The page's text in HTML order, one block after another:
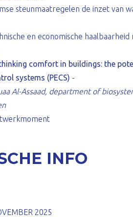
steunmaatregelen de inzet van
en economische haalbaarheid
comfort in buildings: the
systems (PECS) -
Al-Assaad, department of
INFO
2025